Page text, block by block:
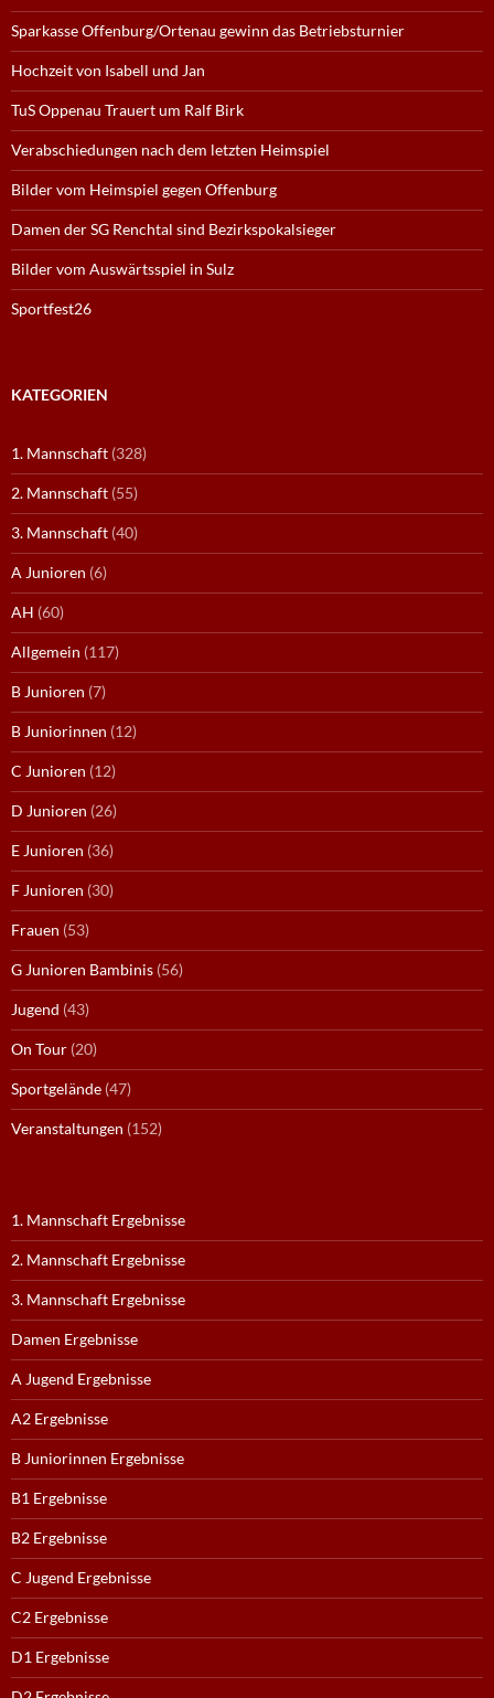
Sparkasse Offenburg/Ortenau gewinn das Betriebsturnier
Hochzeit von Isabell und Jan
TuS Oppenau Trauert um Ralf Birk
Verabschiedungen nach dem letzten Heimspiel
Bilder vom Heimspiel gegen Offenburg
Damen der SG Renchtal sind Bezirkspokalsieger
Bilder vom Auswärtsspiel in Sulz
Sportfest26
KATEGORIEN
1. Mannschaft (328)
2. Mannschaft (55)
3. Mannschaft (40)
A Junioren (6)
AH (60)
Allgemein (117)
B Junioren (7)
B Juniorinnen (12)
C Junioren (12)
D Junioren (26)
E Junioren (36)
F Junioren (30)
Frauen (53)
G Junioren Bambinis (56)
Jugend (43)
On Tour (20)
Sportgelände (47)
Veranstaltungen (152)
1. Mannschaft Ergebnisse
2. Mannschaft Ergebnisse
3. Mannschaft Ergebnisse
Damen Ergebnisse
A Jugend Ergebnisse
A2 Ergebnisse
B Juniorinnen Ergebnisse
B1 Ergebnisse
B2 Ergebnisse
C Jugend Ergebnisse
C2 Ergebnisse
D1 Ergebnisse